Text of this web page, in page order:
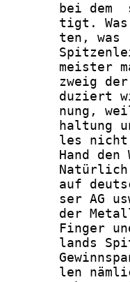
bei dem
tigt.
ten, was
meister
zweig
duziert
nung,
haltung
les
Hand den
auf
ser AG
der
Finger
lands
len